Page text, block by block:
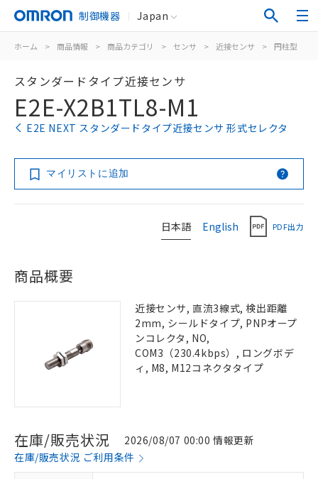
制御機器 Japan
ホーム > 商品情報 > 商品カテゴリ > センサ > 近接センサ > 円柱型
スタンダードタイプ近接センサ
E2E-X2B1TL8-M1
E2E NEXT スタンダードタイプ近接センサ 形式セレクタ
マイリストに追加
日本語 English PDF出力
商品概要
近接センサ, 直流3線式, 検出距離
2mm, シールドタイプ, PNPオープ
ンコレクタ, NO,
COM3（230.4kbps）, ロングボデ
ィ, M8, M12コネクタタイプ
在庫/販売状況
2026/08/07 00:00 情報更新
在庫/販売状況 ご利用条件